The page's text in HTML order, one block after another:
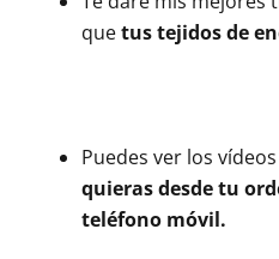
quetus tejidos de
Puedes ver los vídeos
quieras desde tu
teléfono móvil.